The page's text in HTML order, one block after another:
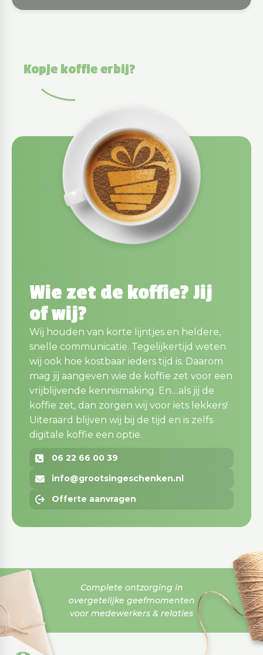
Kopje koffie erbij?
Wie zet de koffie? Jij
of wij?
Wij houden van korte lijntjes en heldere,
snelle communicatie. Tegelijkertijd weten
wij ook hoe kostbaar ieders tijd is. Daarom
mag jij aangeven wie de koffie zet voor een
vrijblijvende kennismaking. En....als jij de
koffie zet, dan zorgen wij voor iets lekkers!
Uiteraard blijven wij bij de tijd en is zelfs
digitale koffie een optie.
06 22 66 00 39
info@grootsingeschenken.nl
Offerte aanvragen
Complete ontzorging in
overgetelijke geefmomenten
voor medewerkers & relaties